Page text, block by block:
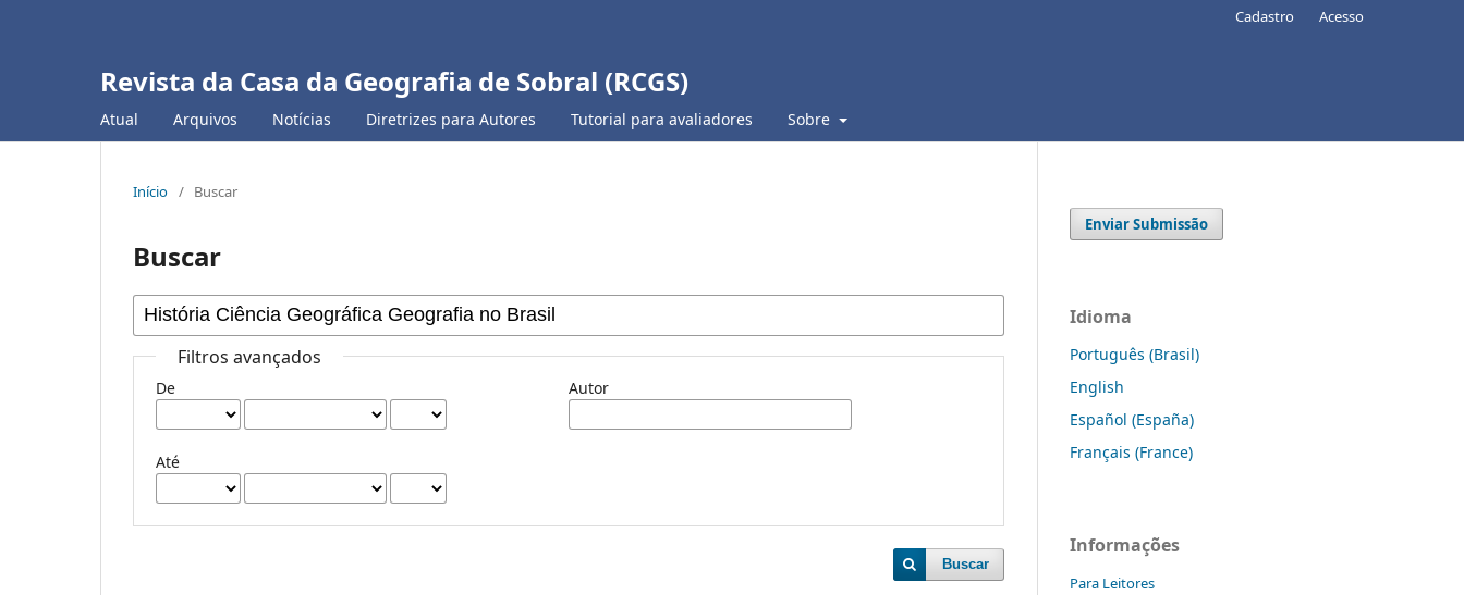
Revista da Casa da Geografia de Sobral (RCGS)
Atual Arquivos Notícias Diretrizes para Autores Tutorial para avaliadores Sobre
Cadastro Acesso
Início / Buscar
Buscar
Filtros avançados
De
Até
Autor
Buscar
Enviar Submissão
Idioma
Português (Brasil)
English
Español (España)
Français (France)
Informações
Para Leitores